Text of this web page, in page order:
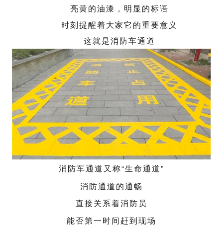
亮黄的油漆，明显的标语
时刻提醒着大家它的重要意义
这就是消防车通道
消防车通道又称“生命通道”
消防通道的通畅
直接关系着消防员
能否第一时间赶到现场